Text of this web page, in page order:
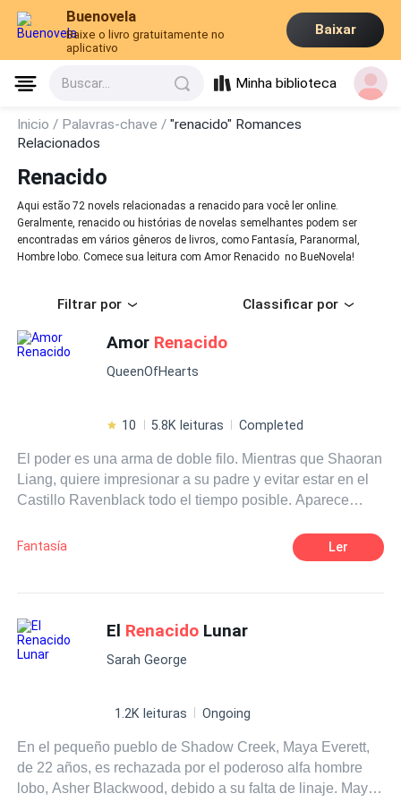
Buenovela
Baixe o livro gratuitamente no
aplicativo
Baixar
Buscar... Minha biblioteca
Inicio / Palavras-chave /"renacido" Romances
Relacionados
Renacido
Aqui estão 72 novels relacionadas a renacido para você ler online.
Geralmente, renacido ou histórias de novelas semelhantes podem ser
encontradas em vários gêneros de livros, como Fantasía, Paranormal,
Hombre lobo. Comece sua leitura com Amor Renacido no BueNovela!
Filtrar por Classificar por
Amor Renacido
QueenOfHearts
10 5.8K leituras Completed
El poder es una arma de doble filo. Mientras que Shaoran
Liang, quiere impresionar a su padre y evitar estar en el
Castillo Ravenblack todo el tiempo posible. Aparece
hombres lobos para tomar el control de su herencia que
antiguo de su mundo, pero Orquídea pone las cartas
sobre la mesa para decidir su propio destino. Entonces
aparece Damián Heart quién quiere ayudarla a pesar de
poderoso que el amor?
Fantasía Ler
El Renacido Lunar
Sarah George
1.2K leituras Ongoing
En el pequeño pueblo de Shadow Creek, Maya Everett,
de 22 años, es rechazada por el poderoso alfa hombre
lobo, Asher Blackwood, debido a su falta de linaje. Maya